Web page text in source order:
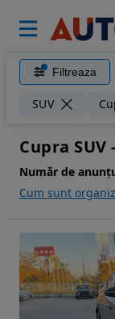
Filtreaza
SUV
Cupra
Număr de
Cum sunt